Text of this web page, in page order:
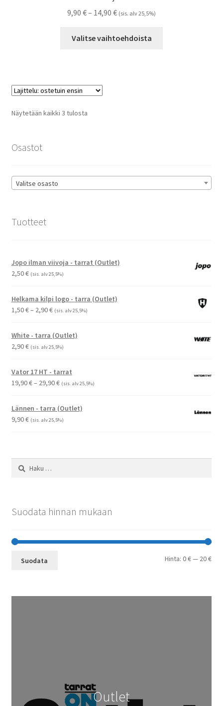
9,90 €– 14,90 €Hintaluokka:
-
(sis. alv 25,5%)
Valitse vaihtoehdoista
Näytetään kaikki 3 tulostaSuosituimmat
Osastot
Valitse osasto
Tuotteet
Jopo ilman viivoja - tarrat (Outlet)
2,50€ (sis. alv 25,5%)
Helkama kilpi logo - tarra (Outlet)
1,50€– 2,90€Hintaluokka:
-
(sis. alv 25,5%)
White - tarra (Outlet)
2,90€ (sis. alv 25,5%)
Vator 17 HT - tarrat
19,90€– 29,90€Hintaluokka:
-
(sis. alv 25,5%)
Lännen - tarra (Outlet)
9,90€ (sis. alv 25,5%)
Haku:
Suodata hinnan mukaan
Suodata Hinta:0 €— 20 €
Outlet